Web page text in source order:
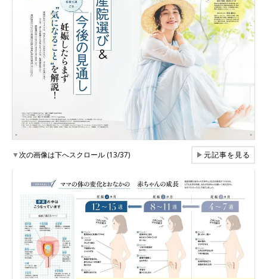
▼次の画像は下へスクロール (13/37) ▶元記事を見る